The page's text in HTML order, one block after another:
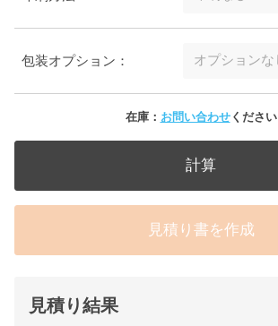
包装オプション：
在庫： お問い合わせください
計算
見積り書を作成
見積り結果